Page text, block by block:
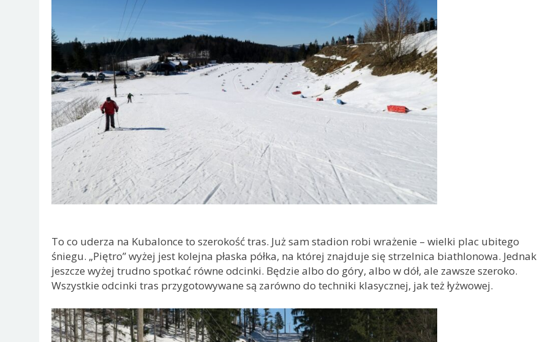
To co uderza na Kubalonce to szerokość tras. Już sam stadion robi wrażenie – wielki plac ubitego
śniegu. „Piętro” wyżej jest kolejna płaska półka, na której znajduje się strzelnica biathlonowa. Jednak
jeszcze wyżej trudno spotkać równe odcinki. Będzie albo do góry, albo w dół, ale zawsze szeroko.
Wszystkie odcinki tras przygotowywane są zarówno do techniki klasycznej, jak też łyżwowej.